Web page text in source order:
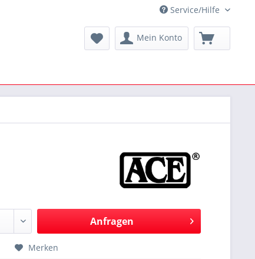
Service/Hilfe
Mein Konto
Anfragen
Merken